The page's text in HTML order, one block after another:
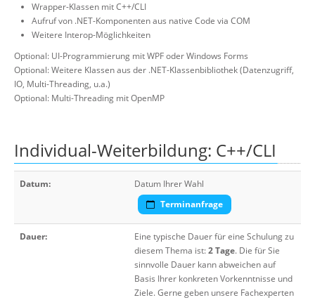
Wrapper-Klassen mit C++/CLI
Aufruf von .NET-Komponenten aus native Code via COM
Weitere Interop-Möglichkeiten
Optional: UI-Programmierung mit WPF oder Windows Forms
Optional: Weitere Klassen aus der .NET-Klassenbibliothek (Datenzugriff,
IO, Multi-Threading, u.a.)
Optional: Multi-Threading mit OpenMP
Individual-Weiterbildung: C++/CLI
Datum:
Datum Ihrer Wahl
Terminanfrage
Dauer:
Eine typische Dauer für eine Schulung zu
diesem Thema ist:2 Tage. Die für Sie
sinnvolle Dauer kann abweichen auf
Basis Ihrer konkreten Vorkenntnisse und
Ziele. Gerne geben unsere Fachexperten